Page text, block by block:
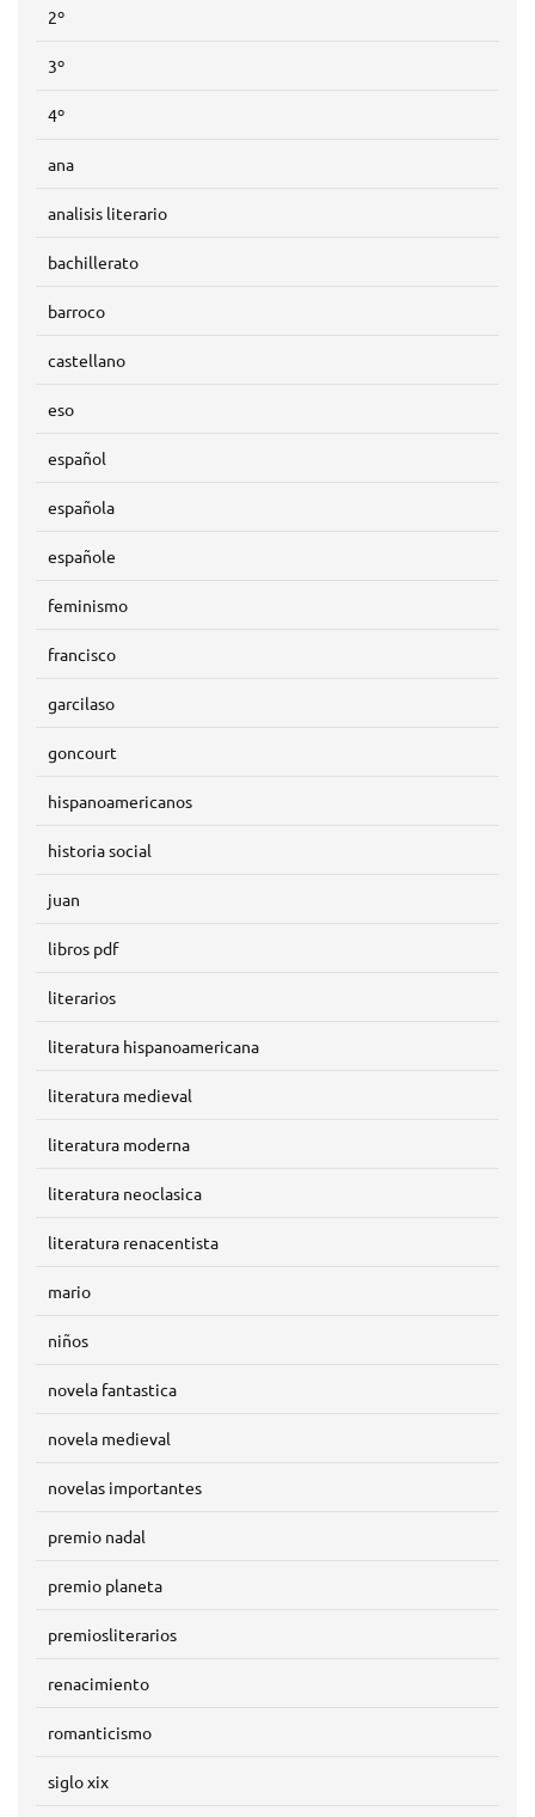
2º
3º
4º
ana
analisis literario
bachillerato
barroco
castellano
eso
español
española
españole
feminismo
francisco
garcilaso
goncourt
hispanoamericanos
historia social
juan
libros pdf
literarios
literatura hispanoamericana
literatura medieval
literatura moderna
literatura neoclasica
literatura renacentista
mario
niños
novela fantastica
novela medieval
novelas importantes
premio nadal
premio planeta
premiosliterarios
renacimiento
romanticismo
siglo xix